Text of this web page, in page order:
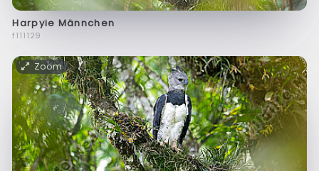
Harpyie Männchen
f111129
Zoom